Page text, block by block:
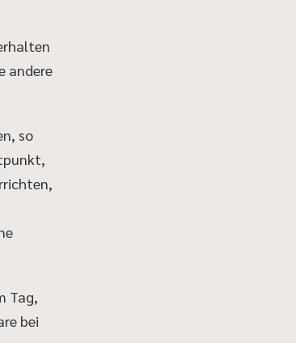
andere
so
Tag,
bei